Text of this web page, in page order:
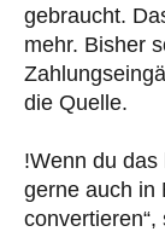
gebraucht.
mehr. Bisher
die Quelle.
!Wenn du
gerne auch